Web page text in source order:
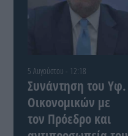
5 Αυγούστου - 12:18
Συνάντηση του Yφ.
Οικονομικών με
τον Πρόεδρο και